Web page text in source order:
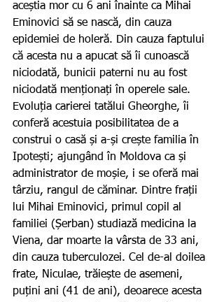
aceștia mor cu 6 ani înainte ca Mihai
Eminovici să se nască, din cauza
epidemiei de holeră. Din cauza faptului
că acesta nu a apucat să îi cunoască
niciodată, bunicii paterni nu au fost
niciodată menționați în operele sale.
Evoluția carierei tatălui Gheorghe, îi
conferă acestuia posibilitatea de a
construi o casă și a-și crește familia în
Ipotești; ajungând în Moldova ca și
administrator de moșie, i se oferă mai
târziu, rangul de căminar. Dintre frații
lui Mihai Eminovici, primul copil al
familiei (Șerban) studiază medicina la
Viena, dar moarte la vârsta de 33 ani,
din cauza tuberculozei. Cel de-al doilea
frate, Niculae, trăiește de asemeni,
puțini ani (41 de ani), deoarece acesta